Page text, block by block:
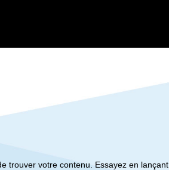
trouver votre contenu. Essayez en lançant